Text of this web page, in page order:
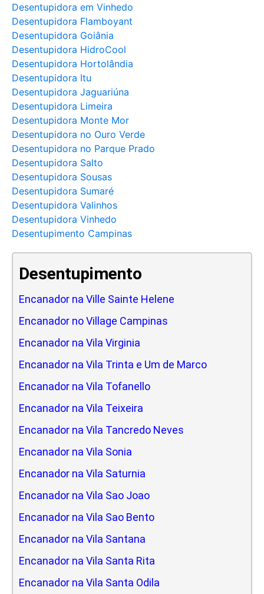
Desentupidora em Vinhedo
Desentupidora Flamboyant
Desentupidora Goiânia
Desentupidora HidroCool
Desentupidora Hortolândia
Desentupidora Itu
Desentupidora Jaguariúna
Desentupidora Limeira
Desentupidora Monte Mor
Desentupidora no Ouro Verde
Desentupidora no Parque Prado
Desentupidora Salto
Desentupidora Sousas
Desentupidora Sumaré
Desentupidora Valinhos
Desentupidora Vinhedo
Desentupimento Campinas
Desentupimento
Encanador na Ville Sainte Helene
Encanador no Village Campinas
Encanador na Vila Virginia
Encanador na Vila Trinta e Um de Marco
Encanador na Vila Tofanello
Encanador na Vila Teixeira
Encanador na Vila Tancredo Neves
Encanador na Vila Sonia
Encanador na Vila Saturnia
Encanador na Vila Sao Joao
Encanador na Vila Sao Bento
Encanador na Vila Santana
Encanador na Vila Santa Rita
Encanador na Vila Santa Odila